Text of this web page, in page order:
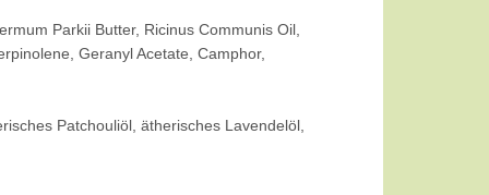
Parkii Butter, Ricinus Communis Oil,
Geranyl Acetate, Camphor,
Patchouliöl, ätherisches Lavendelöl,